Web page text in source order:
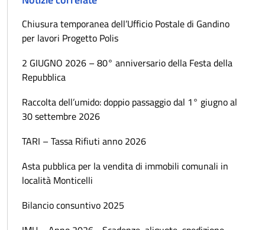
Chiusura temporanea dell’Ufficio Postale di Gandino
per lavori Progetto Polis
2 GIUGNO 2026 – 80° anniversario della Festa della
Repubblica
Raccolta dell’umido: doppio passaggio dal 1° giugno al
30 settembre 2026
TARI – Tassa Rifiuti anno 2026
Asta pubblica per la vendita di immobili comunali in
località Monticelli
Bilancio consuntivo 2025